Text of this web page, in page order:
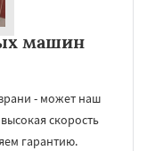
машин
- может наш
скорость
гарантию.
данных